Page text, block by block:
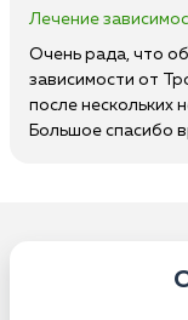
Лечение
Очень рада, что
зависимости от
после нескольких
Большое спасибо